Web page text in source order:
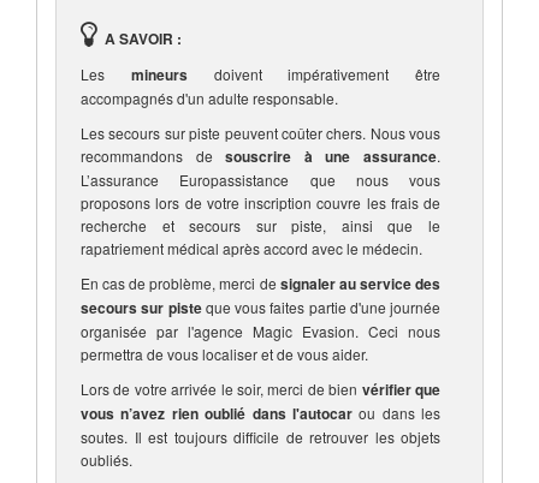
A SAVOIR :
Les mineurs doivent impérativement être
accompagnés d'un adulte responsable.
Les secours sur piste peuvent coûter chers. Nous vous
recommandons desouscrire à une assurance.
L’assurance Europassistance que nous vous
proposons lors de votre inscription couvre les frais de
recherche et secours sur piste, ainsi que le
rapatriement médical après accord avec le médecin.
En cas de problème, merci de signaler au service des
secours sur pisteque vous faites partie d'une journée
organisée par l'agence Magic Evasion. Ceci nous
permettra de vous localiser et de vous aider.
Lors de votre arrivée le soir, merci de bien vérifier que
vous n’avez rien oublié dans l'autocarou dans les
soutes. Il est toujours difficile de retrouver les objets
oubliés.